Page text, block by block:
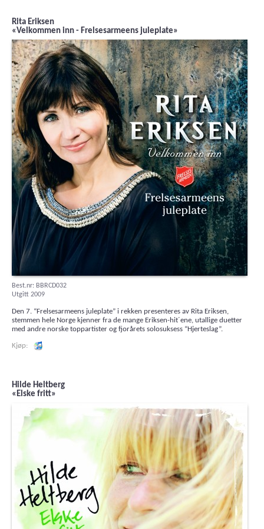
Rita Eriksen
«Velkommen inn - Frelsesarmeens juleplate»
Best.nr: BBRCD032
Utgitt 2009
Den 7. “Frelsesarmeens juleplate” i rekken presenteres av Rita Eriksen,
stemmen hele Norge kjenner fra de mange Eriksen-hit´ene, utallige duetter
med andre norske toppartister og fjorårets solosuksess “Hjerteslag”.
Hilde Heltberg
«Elske fritt»